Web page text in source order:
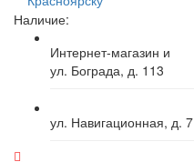
Наличие:
Интернет-магазин и
ул. Бограда, д. 113
ул. Навигационная, д. 7